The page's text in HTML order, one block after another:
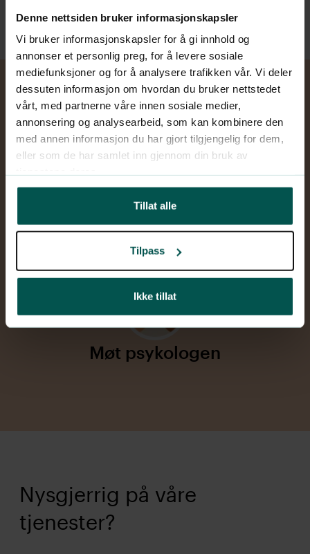
Denne nettsiden bruker informasjonskapsler
Vi bruker informasjonskapsler for å gi innhold og
annonser et personlig preg, for å levere sosiale
mediefunksjoner og for å analysere trafikken vår. Vi deler
dessuten informasjon om hvordan du bruker nettstedet
vårt, med partnerne våre innen sosiale medier,
annonsering og analysearbeid, som kan kombinere den
med annen informasjon du har gjort tilgjengelig for dem,
eller som de har samlet inn gjennom din bruk av
Tillat alle
Tilpass
Ikke tillat
Last ned appen
Velg ønsket tjeneste
Møt psykologen
Nysgjerrig på våre
tjenester?